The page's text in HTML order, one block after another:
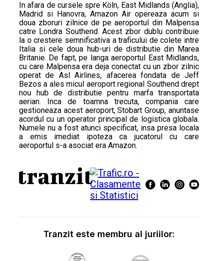
In afara de cursele spre Köln, East Midlands (Anglia),
Madrid si Hanovra, Amazon Air opereaza acum si
doua zboruri zilnice de pe aeroportul din Malpensa
catre Londra Southend. Acest zbor dublu contribuie
la o crestere semnificativa a traficului de colete intre
Italia si cele doua hub-uri de distributie din Marea
Britanie. De fapt, pe langa aeroportul East Midlands,
cu care Malpensa era deja conectat cu un zbor zilnic
operat de Asl Airlines, afacerea fondata de Jeff
Bezos a ales micul aeroport regional Southend drept
nou hub de distributie pentru marfa transportata
aerian. Inca de toamna trecuta, compania care
gestioneaza acest aeroport, Stobart Group, anuntase
acordul cu un operator principal de logistica globala.
Numele nu a fost atunci specificat, insa presa locala
a emis imediat ipoteza ca jucatorul cu care
aeroportul s-a asociat era Amazon.
Tranzit este membru al juriilor: